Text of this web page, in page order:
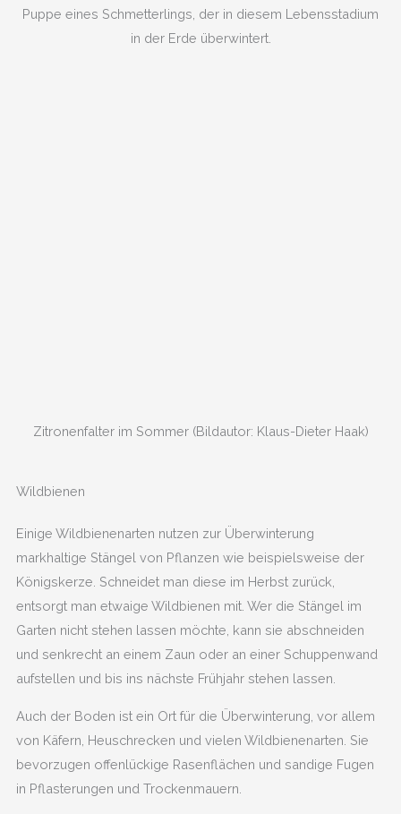
Puppe eines Schmetterlings, der in diesem Lebensstadium
in der Erde überwintert.
Zitronenfalter im Sommer (Bildautor: Klaus-Dieter Haak)
Wildbienen
Einige Wildbienenarten nutzen zur Überwinterung
markhaltige Stängel von Pflanzen wie beispielsweise der
Königskerze. Schneidet man diese im Herbst zurück,
entsorgt man etwaige Wildbienen mit. Wer die Stängel im
Garten nicht stehen lassen möchte, kann sie abschneiden
und senkrecht an einem Zaun oder an einer Schuppenwand
aufstellen und bis ins nächste Frühjahr stehen lassen.
Auch der Boden ist ein Ort für die Überwinterung, vor allem
von Käfern, Heuschrecken und vielen Wildbienenarten. Sie
bevorzugen offenlückige Rasenflächen und sandige Fugen
in Pflasterungen und Trockenmauern.